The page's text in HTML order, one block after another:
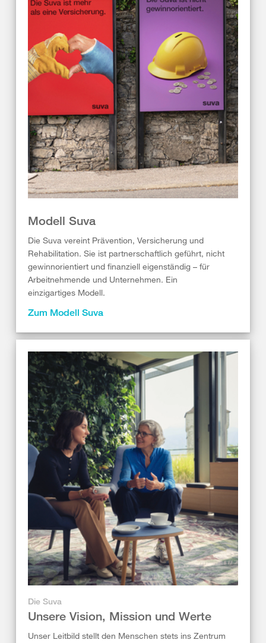
Modell Suva
Die Suva vereint Prävention, Versicherung und
Rehabilitation. Sie ist partnerschaftlich geführt, nicht
gewinnorientiert und finanziell eigenständig – für
Arbeitnehmende und Unternehmen. Ein
einzigartiges Modell.
Zum Modell Suva
Die Suva
Unsere Vision, Mission und Werte
Unser Leitbild stellt den Menschen stets ins Zentrum